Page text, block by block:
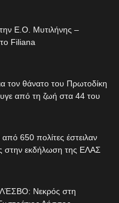
Ε.Ο. Μυτιλήνης –
Filiana
τον θάνατο του Πρωτοδίκη
από τη ζωή στα 44 του
650 πολίτες έστειλαν
στην εκδήλωση της ΕΛΑΣ
Νεκρός στη